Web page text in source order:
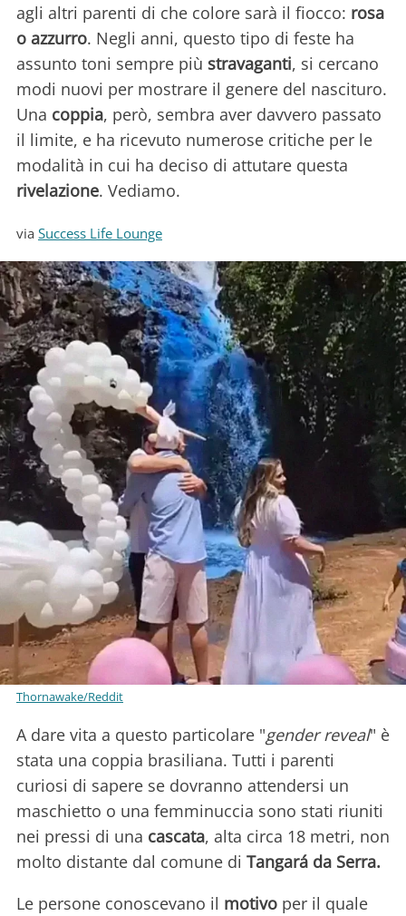
agli altri parenti di che colore sarà il fiocco: rosa
o azzurro. Negli anni, questo tipo di feste ha
assunto toni sempre più stravaganti, si cercano
modi nuovi per mostrare il genere del nascituro.
Una coppia, però, sembra aver davvero passato
il limite, e ha ricevuto numerose critiche per le
modalità in cui ha deciso di attutare questa
rivelazione. Vediamo.
via Success Life Lounge
Thornawake/Reddit
A dare vita a questo particolare "gender reveal" è
stata una coppia brasiliana. Tutti i parenti
curiosi di sapere se dovranno attendersi un
maschietto o una femminuccia sono stati riuniti
nei pressi di una cascata, alta circa 18 metri, non
molto distante dal comune di Tangará da Serra.
Le persone conoscevano il motivo per il quale